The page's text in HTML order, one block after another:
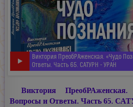
Виктория ПреобРАженская. «Чудо
Ответы. Часть 65. САТУРН - УРАН
Виктория
Вопросы и Ответы. Часть 65.